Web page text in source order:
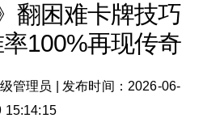
翻困难卡牌技巧
100%再现传奇
管理员
发布时间：2026-06-
15:14:15